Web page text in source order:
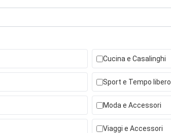
Cucina e Casalinghi
Sport e Tempo libero
Moda e Accessori
Viaggi e Accessori